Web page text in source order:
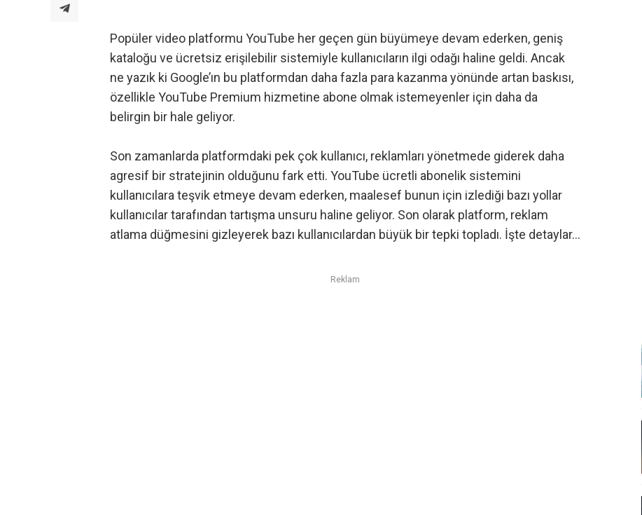
Popüler video platformu YouTube her geçen gün büyümeye devam ederken, geniş
kataloğu ve ücretsiz erişilebilir sistemiyle kullanıcıların ilgi odağı haline geldi. Ancak
ne yazık ki Google’ın bu platformdan daha fazla para kazanma yönünde artan baskısı,
özellikle YouTube Premium hizmetine abone olmak istemeyenler için daha da
belirgin bir hale geliyor.
Son zamanlarda platformdaki pek çok kullanıcı, reklamları yönetmede giderek daha
agresif bir stratejinin olduğunu fark etti. YouTube ücretli abonelik sistemini
kullanıcılara teşvik etmeye devam ederken, maalesef bunun için izlediği bazı yollar
kullanıcılar tarafından tartışma unsuru haline geliyor. Son olarak platform, reklam
atlama düğmesini gizleyerek bazı kullanıcılardan büyük bir tepki topladı. İşte detaylar…
Reklam